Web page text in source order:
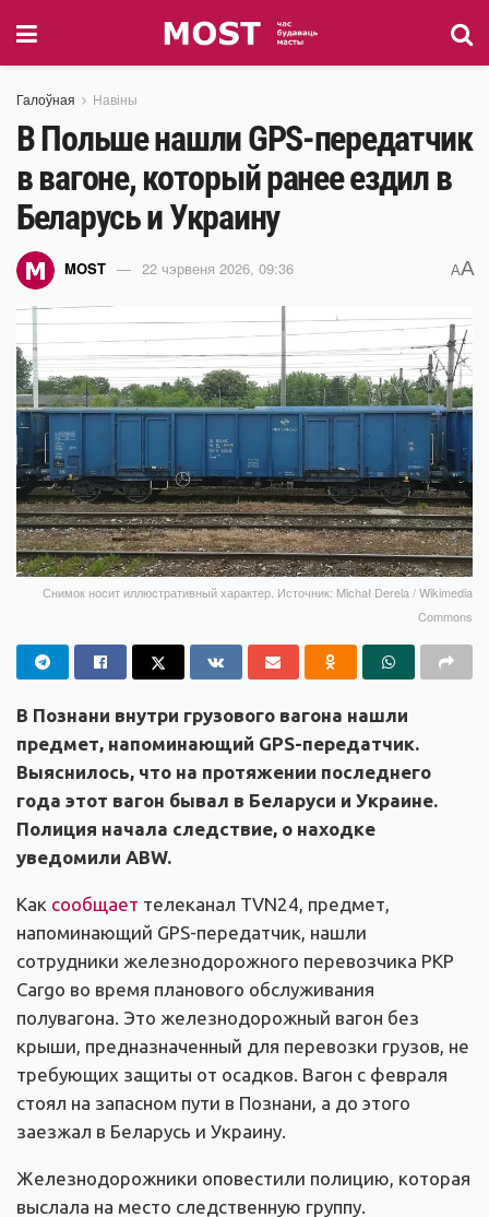
Галоўная Навіны
В Польше нашли GPS-передатчик
в вагоне, который ранее ездил в
Беларусь и Украину
MOST 22 чэрвеня 2026, 09:36 AA
Снимок носит иллюстративный характер. Источник: Michał Derela / Wikimedia
Commons
В Познани внутри грузового вагона нашли
предмет, напоминающий GPS-передатчик.
Выяснилось, что на протяжении последнего
года этот вагон бывал в Беларуси и Украине.
Полиция начала следствие, о находке
уведомили ABW.
Как сообщает телеканал TVN24, предмет,
напоминающий GPS-передатчик, нашли
сотрудники железнодорожного перевозчика PKP
Cargo во время планового обслуживания
полувагона. Это железнодорожный вагон без
крыши, предназначенный для перевозки грузов, не
требующих защиты от осадков. Вагон с февраля
стоял на запасном пути в Познани, а до этого
заезжал в Беларусь и Украину.
Железнодорожники оповестили полицию, которая
выслала на место следственную группу.